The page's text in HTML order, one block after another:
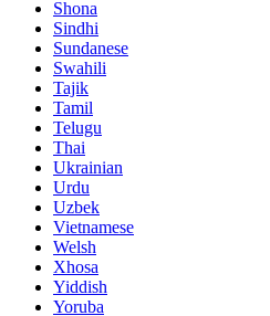
Shona
Sindhi
Sundanese
Swahili
Tajik
Tamil
Telugu
Thai
Ukrainian
Urdu
Uzbek
Vietnamese
Welsh
Xhosa
Yiddish
Yoruba